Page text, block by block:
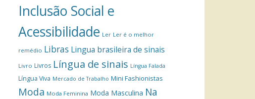
Inclusão Social e
Acessibilidade Ler Ler é o melhor
remédio Libras Lingua brasileira de sinais
Livro Livros Língua de sinais Língua Falada
Língua Viva Mercado de Trabalho Mini Fashionistas
Moda Moda Feminina Moda Masculina Na